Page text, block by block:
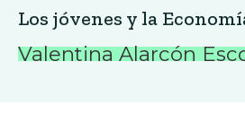
Los jóvenes y la
Valentina Alarcón